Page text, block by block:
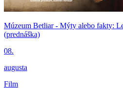
Múzeum Betliar - Mýty alebo fakty:
(prednáška)
08.
augusta
Film